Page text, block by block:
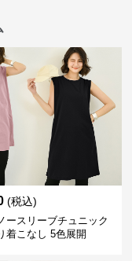
(税込)
ースリーブチュニック
着こなし 5色展開